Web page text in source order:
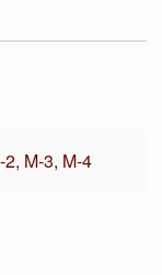
2, M-3, M-4